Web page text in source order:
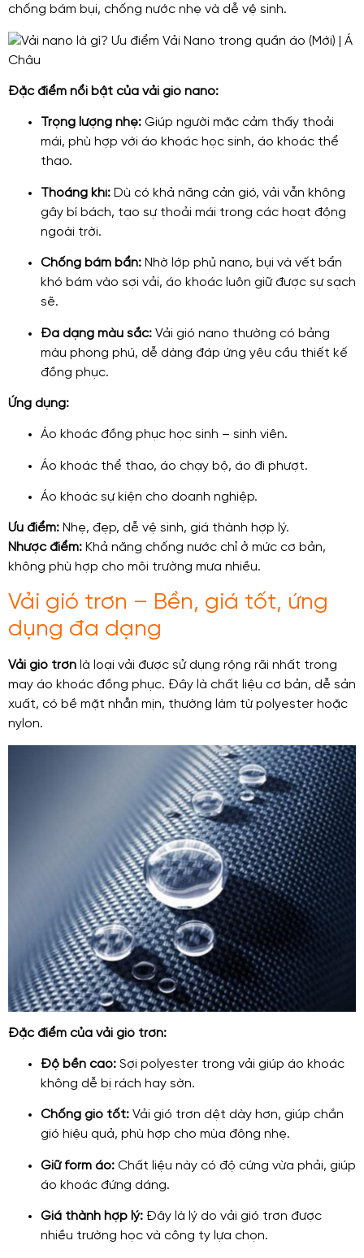
chống bám bụi, chống nước nhẹ và dễ vệ sinh.
Đặc điểm nổi bật của vải gió nano:
Trọng lượng nhẹ: Giúp người mặc cảm thấy thoải
mái, phù hợp với áo khoác học sinh, áo khoác thể
thao.
Thoáng khí: Dù có khả năng cản gió, vải vẫn không
gây bí bách, tạo sự thoải mái trong các hoạt động
ngoài trời.
Chống bám bẩn: Nhờ lớp phủ nano, bụi và vết bẩn
khó bám vào sợi vải, áo khoác luôn giữ được sự sạch
sẽ.
Đa dạng màu sắc: Vải gió nano thường có bảng
màu phong phú, dễ dàng đáp ứng yêu cầu thiết kế
đồng phục.
Ứng dụng:
Áo khoác đồng phục học sinh – sinh viên.
Áo khoác thể thao, áo chạy bộ, áo đi phượt.
Áo khoác sự kiện cho doanh nghiệp.
Ưu điểm: Nhẹ, đẹp, dễ vệ sinh, giá thành hợp lý.
Nhược điểm: Khả năng chống nước chỉ ở mức cơ bản,
không phù hợp cho môi trường mưa nhiều.
Vải gió trơn – Bền, giá tốt, ứng
dụng đa dạng
Vải gió trơn là loại vải được sử dụng rộng rãi nhất trong
may áo khoác đồng phục. Đây là chất liệu cơ bản, dễ sản
xuất, có bề mặt nhẵn mịn, thường làm từ polyester hoặc
nylon.
Đặc điểm của vải gió trơn:
Độ bền cao: Sợi polyester trong vải giúp áo khoác
không dễ bị rách hay sờn.
Chống gió tốt: Vải gió trơn dệt dày hơn, giúp chắn
gió hiệu quả, phù hợp cho mùa đông nhẹ.
Giữ form áo: Chất liệu này có độ cứng vừa phải, giúp
áo khoác đứng dáng.
Giá thành hợp lý: Đây là lý do vải gió trơn được
nhiều trường học và công ty lựa chọn.